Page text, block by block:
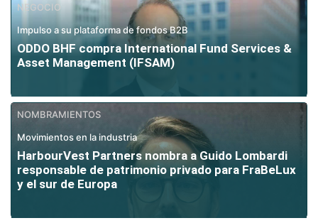
NEGOCIO
Impulso a su plataforma de fondos B2B
ODDO BHF compra International Fund Services &
Asset Management (IFSAM)
NOMBRAMIENTOS
Movimientos en la industria
HarbourVest Partners nombra a Guido Lombardi
responsable de patrimonio privado para FraBeLux
y el sur de Europa